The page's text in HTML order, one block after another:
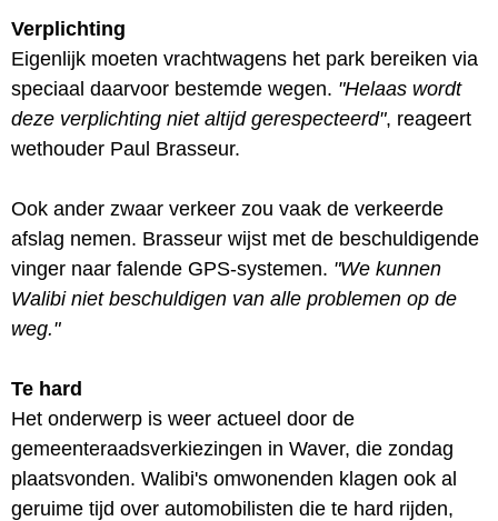
Verplichting
Eigenlijk moeten vrachtwagens het park bereiken via
speciaal daarvoor bestemde wegen. "Helaas wordt
deze verplichting niet altijd gerespecteerd", reageert
wethouder Paul Brasseur.
Ook ander zwaar verkeer zou vaak de verkeerde
afslag nemen. Brasseur wijst met de beschuldigende
vinger naar falende GPS-systemen. "We kunnen
Walibi niet beschuldigen van alle problemen op de
weg."
Te hard
Het onderwerp is weer actueel door de
gemeenteraadsverkiezingen in Waver, die zondag
plaatsvonden. Walibi's omwonenden klagen ook al
geruime tijd over automobilisten die te hard rijden,